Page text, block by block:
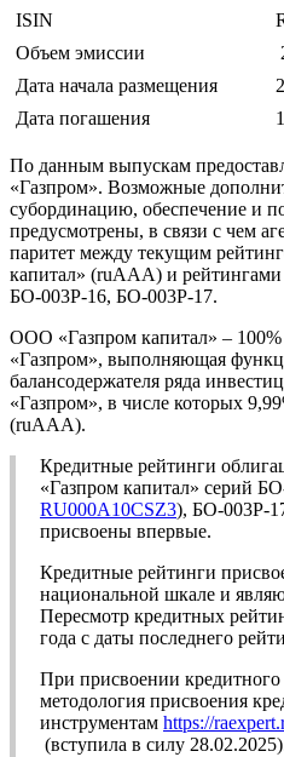
ISIN
Объем эмиссии
Дата начала размещения
Дата погашения
По данным выпускам
«Газпром». Возможные
субординацию, обеспечение и
предусмотрены, в связи с чем
паритет между текущим
капитал» (ruAAA) и
БО-003Р-16, БО-003Р-17.
ООО «Газпром капитал» –
«Газпром», выполняющая
балансодержателя ряда
«Газпром», в числе которых
(ruAAA).
Кредитные рейтинги
«Газпром капитал» серий
RU000A10CSZ3), БО-003Р-
присвоены впервые.
Кредитные рейтинги
национальной шкале и
Пересмотр кредитных
года с даты последнего
При присвоении кредитного
методология присвоения
инструментам https://
(вступила в силу